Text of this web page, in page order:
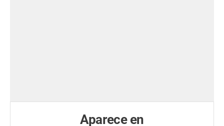
Aparece en